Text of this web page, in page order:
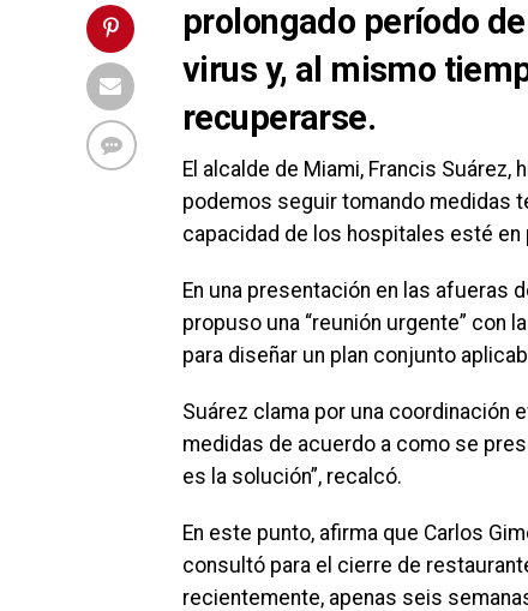
prolongado período
virus y, al mismo
recuperarse.
El alcalde de Miami, Francis
podemos seguir tomando medidas
capacidad de los hospitales esté en
En una presentación en las afueras
propuso una “reunión urgente” con
para diseñar un plan conjunto
Suárez clama por una coordinación
medidas de acuerdo a como se
es la solución”, recalcó.
En este punto, afirma que Carlos
consultó para el cierre de
recientemente, apenas seis